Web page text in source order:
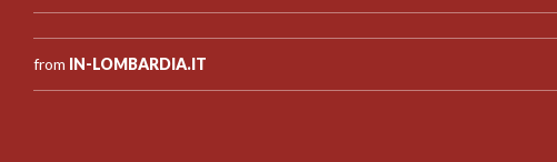
from IN-LOMBARDIA.IT